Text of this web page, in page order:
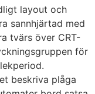
layout och
sannhjärtad med
tvärs över CRT-
för
beskriva plåga